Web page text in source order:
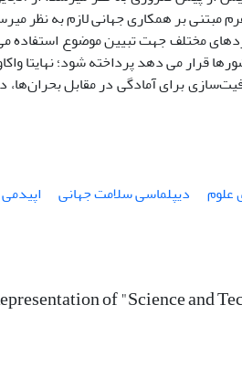
مبتنی بر همکاری جهانی لازم به
مختلف جهت تبیین موضوع
قرار می­ دهد پرداخته شود؛ نهایتا
برای آمادگی در مقابل
علوم دیپلماسی سلامت جهانی
of "Science and